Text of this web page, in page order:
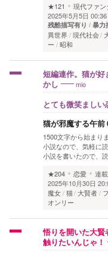
★121
現代ファン
2025年5月5日
残酷描写有り 暴力
異世界 現代社会
ー
昭和
短編連作。猫が好
かし
mio
とても微笑ましい
猫が邪魔する午前
1500文字から始まり
小説なので、気軽に
小説を書いたので、
★204
恋愛 連
2025年10月30日
魔女 猫 大賢者
オンリー
悟りを開いた大
触りたいんじゃ！